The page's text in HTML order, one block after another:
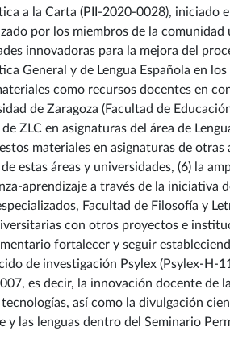
a la Carta (PII-2020-0028), iniciado
por los miembros de la
innovadoras para la mejora del
General y de Lengua Española en
como recursos docentes en
de Zaragoza (Facultad de
ZLC en asignaturas del área de
materiales en asignaturas de
estas áreas y universidades, (6) la
aprendizaje a través de la iniciativa
Facultad de Filosofía y
con otros proyectos e
fortalecer y seguir
de investigación Psylex (Psylex-H-
es decir, la innovación docente de
tecnologías, así como la divulgación
y las lenguas dentro del Seminario